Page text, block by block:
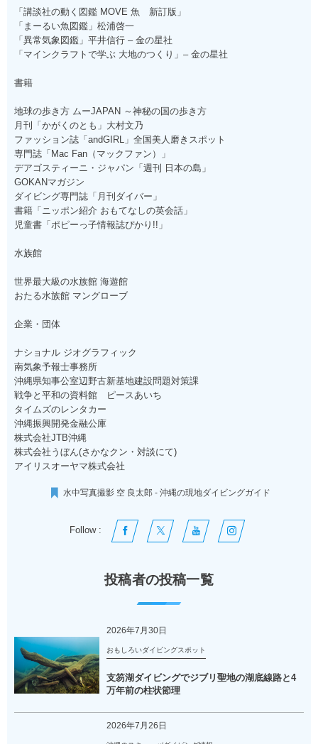
「講談社の動く図鑑 MOVE 魚 新訂版」
「まーるい魚図鑑」松浦啓一
「異常気象図鑑」平井信行 – 金の星社
「マインクラフトで学ぶ 大地のつくり」– 金の星社
書籍
地球の歩き方 ムーJAPAN ～神秘の国の歩き方
月刊「かがくのとも」大村文乃
ファッション誌「andGIRL」全国美人磨きスポット
専門誌「Mac Fan（マックファン）」
デアゴスティーニ・ジャパン「週刊 日本の島」
GOKANマガジン
ダイビング専門誌「月刊ダイバー」
書籍「ニッポン紹介 おもてなしの英会話」
児童書「ポピーっ子情報誌ぴかり!!」
水族館
世界最大級の水族館 海遊館
おたる水族館 マングローブ
企業・団体
ナショナル ジオグラフィック
南気象予報士事務所
沖縄県知事公室辺野古新基地建設問題対策課
戦争と平和の資料館 ピースあいち
タイムズのレンタカー
沖縄振興開発金融公庫
株式会社JTB沖縄
株式会社うぼん(さかなクン・対談にて)
アイリスオーヤマ株式会社
水中写真撮影 空 良太郎 - 沖縄の現地ダイビングガイド
Follow :
投稿者の投稿一覧
2026年7月30日
おもしろいダイビングスポット
支笏湖ダイビングでジブリ聖地の湖底線路と4
万年前の柱状節理
2026年7月26日